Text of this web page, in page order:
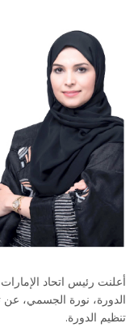
أعلنت رئيس اتحاد
تنظيم الدورة.